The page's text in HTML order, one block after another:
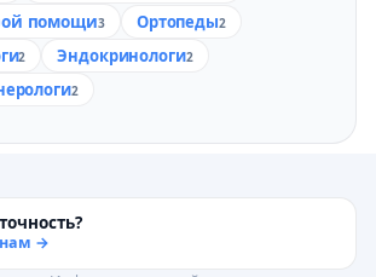
помощи3 Ортопеды2
2 Эндокринологи2
2
→